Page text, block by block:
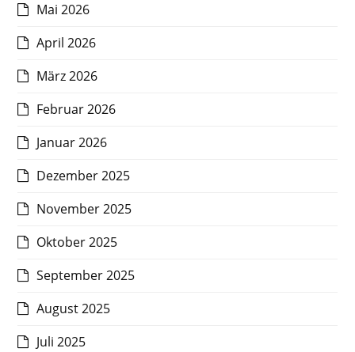
Mai 2026
April 2026
März 2026
Februar 2026
Januar 2026
Dezember 2025
November 2025
Oktober 2025
September 2025
August 2025
Juli 2025